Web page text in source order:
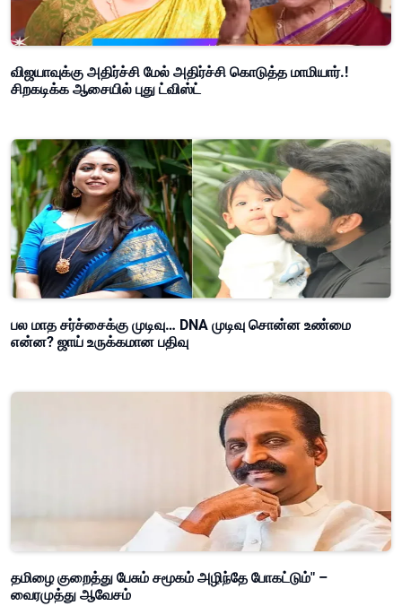
விஜயாவுக்கு அதிர்ச்சி மேல் அதிர்ச்சி கொடுத்த மாமியார்.!
சிறகடிக்க ஆசையில் புது ட்விஸ்ட்
பல மாத சர்ச்சைக்கு முடிவு… DNA முடிவு சொன்ன உண்மை
என்ன? ஜாய் உருக்கமான பதிவு
தமிழை குறைத்து பேசும் சமூகம் அழிந்தே போகட்டும்" –
வைரமுத்து ஆவேசம்